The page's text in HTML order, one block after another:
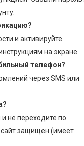
и активируйте
на экране.
телефон?
через SMS или
не переходите по
защищен (имеет